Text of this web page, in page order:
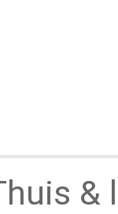
&